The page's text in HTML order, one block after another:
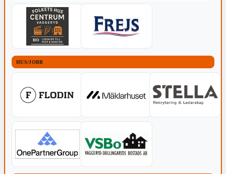
HUS/JOBB